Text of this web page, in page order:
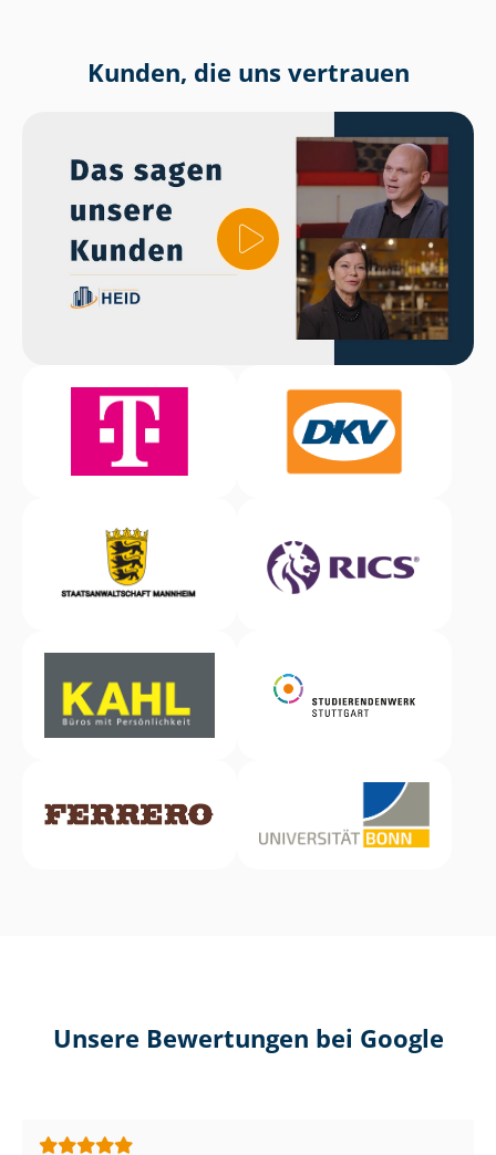
Kunden, die uns vertrauen
Unsere Bewertungen bei Google